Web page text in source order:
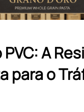
A
para o